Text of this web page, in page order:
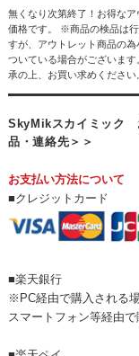
無くなり次第終了！お得なア
価格です。 ※商品の検品は
すが、アウトレット商品の為
ついている場合がございます
承の上、お買い求めください
SkyMikスカイミック
品・連絡先＞＞
お支払い方法について
■クレジットカード
■楽天銀行
※PC経由で購入される
スマートフォン等経由